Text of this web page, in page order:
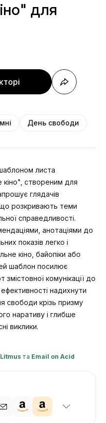
для
День свободи
листа
кіно", створеним для
глядачів
розкривають теми
справедливості.
анотаціями до
показів легко і
кіно, байопіки або
шаблон посилює
змістовної комунікації до
надихнути
свободи крізь призму
наративу і глибше
виклики.
Litmus та Email on Acid